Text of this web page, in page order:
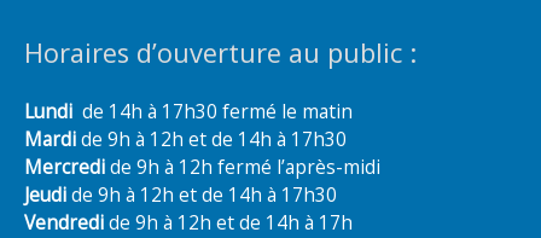
Horaires d’ouverture au public :
Lundi de 14h à 17h30 fermé le matin
Mardide 9h à 12h et de 14h à 17h30
Mercredide 9h à 12h fermé l’après-midi
Jeudide 9h à 12h et de 14h à 17h30
Vendredide 9h à 12h et de 14h à 17h